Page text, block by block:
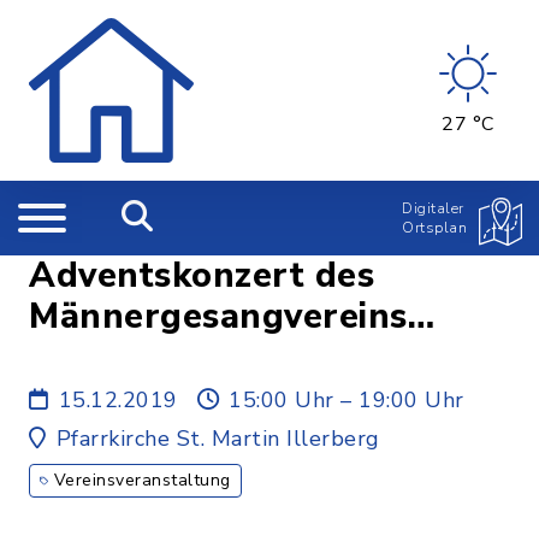
27 °C
Digitaler
Ortsplan
Adventskonzert des
Männergesangvereins
15.12.2019
15:00 Uhr – 19:00 Uhr
Pfarrkirche St. Martin Illerberg
Vereinsveranstaltung